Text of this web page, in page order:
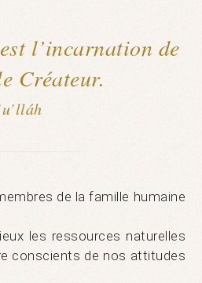
l’incarnation de
Créateur.
de la famille humaine
les ressources naturelles
conscients de nos attitudes